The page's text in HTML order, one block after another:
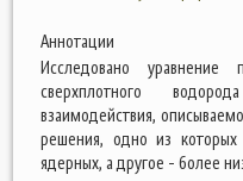
Аннотации
Исследовано уравнение
сверхплотного
взаимодействия,
решения, одно из которых
ядерных, а другое - более